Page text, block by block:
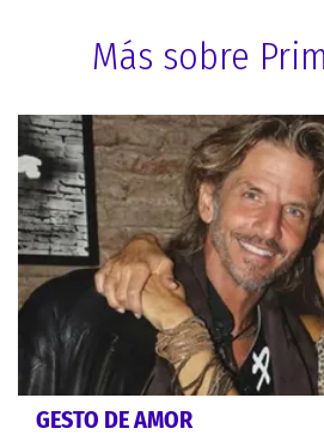
Más sobre
GESTO DE AMOR